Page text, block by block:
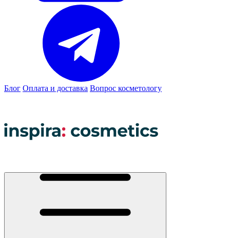
Блог Оплата и доставка Вопрос косметологу